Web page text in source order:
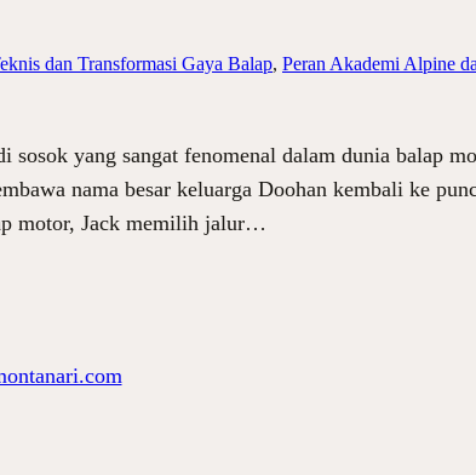
dan Transformasi Gaya Balap, Peran Akademi Alpine
sosok yang sangat fenomenal dalam dunia balap
nama besar keluarga Doohan kembali ke
motor, Jack memilih jalur…